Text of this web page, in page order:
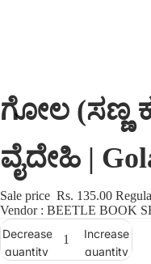
ಗೋಲ (ಸಣ್ಣ
ವೈದೇಹಿ |
Sale price Rs. 135.00
Vendor : BEETLE BOOK
Decrease
quantity
Increase
quantity